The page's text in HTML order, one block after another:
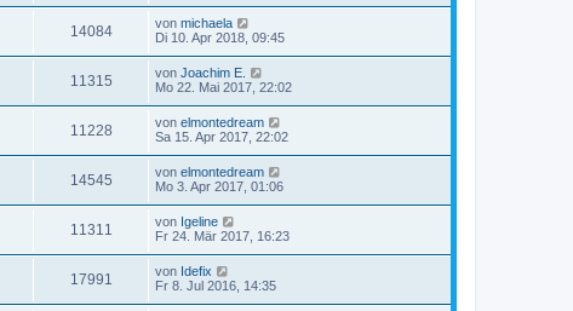
14084 von michaela
Di 10. Apr 2018, 09:45
11315 von Joachim E.
Mo 22. Mai 2017, 22:02
11228 von elmontedream
Sa 15. Apr 2017, 22:02
14545 von elmontedream
Mo 3. Apr 2017, 01:06
11311 von Igeline
Fr 24. Mär 2017, 16:23
17991 von Idefix
Fr 8. Jul 2016, 14:35